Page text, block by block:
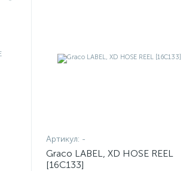
Артикул: -
Graco LABEL, XD HOSE REEL
[16C133]